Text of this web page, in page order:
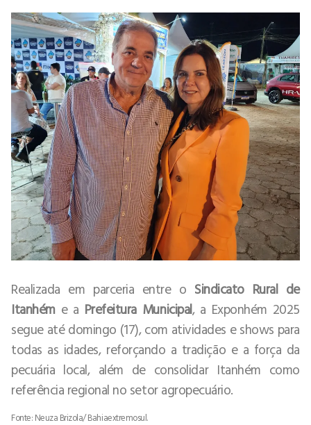
Realizada em parceria entre o Sindicato Rural de
Itanhéme a Prefeitura Municipal, a Exponhém 2025
segue até domingo (17), com atividades e shows para
todas as idades, reforçando a tradição e a força da
pecuária local, além de consolidar Itanhém como
referência regional no setor agropecuário.
Fonte: Neuza Brizola/ Bahiaextremosul.